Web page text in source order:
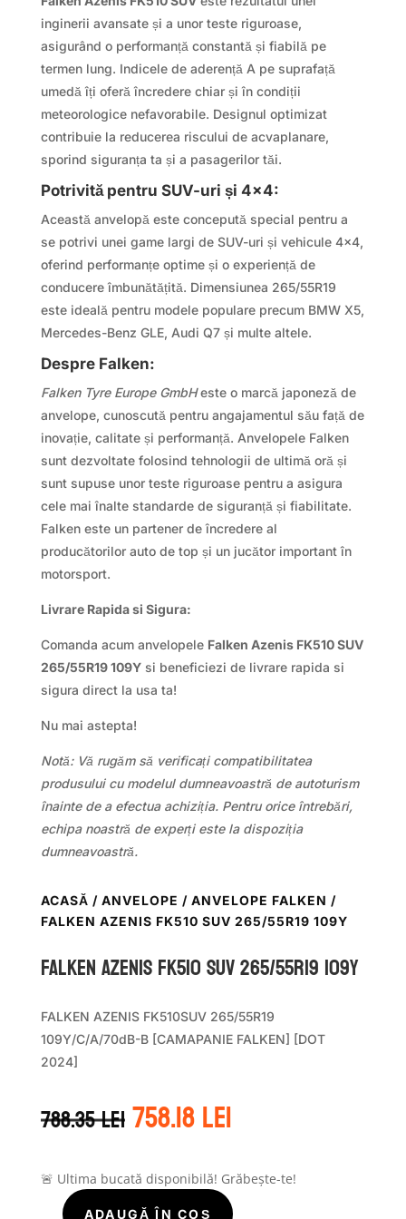
inginerii avansate și a unor teste riguroase,
asigurând o performanță constantă și fiabilă pe
termen lung. Indicele de aderență A pe suprafață
umedă îți oferă încredere chiar și în condiții
meteorologice nefavorabile. Designul optimizat
contribuie la reducerea riscului de acvaplanare,
sporind siguranța ta și a pasagerilor tăi.
Potrivită pentru SUV-uri și 4×4:
Această anvelopă este concepută special pentru a
se potrivi unei game largi de SUV-uri și vehicule 4×4,
oferind performanțe optime și o experiență de
conducere îmbunătățită. Dimensiunea 265/55R19
este ideală pentru modele populare precum BMW X5,
Mercedes-Benz GLE, Audi Q7 și multe altele.
Despre Falken:
Falken Tyre Europe GmbHeste o marcă japoneză de
anvelope, cunoscută pentru angajamentul său față de
inovație, calitate și performanță. Anvelopele Falken
sunt dezvoltate folosind tehnologii de ultimă oră și
sunt supuse unor teste riguroase pentru a asigura
cele mai înalte standarde de siguranță și fiabilitate.
Falken este un partener de încredere al
producătorilor auto de top și un jucător important în
motorsport.
Livrare Rapida si Sigura:
Comanda acum anvelopele Falken Azenis FK510 SUV
265/55R19 109Ysi beneficiezi de livrare rapida si
sigura direct la usa ta!
Nu mai astepta!
Notă: Vă rugăm să verificați compatibilitatea
produsului cu modelul dumneavoastră de autoturism
înainte de a efectua achiziția. Pentru orice întrebări,
echipa noastră de experți este la dispoziția
dumneavoastră.
ACASĂ / ANVELOPE / ANVELOPE FALKEN /
FALKEN AZENIS FK510 SUV 265/55R19 109Y
Falken AZENIS FK510 SUV 265/55R19 109Y
FALKEN AZENIS FK510SUV 265/55R19
109Y/C/A/70dB-B [CAMAPANIE FALKEN] [DOT
2024]
788.35leiPrețul
inițial
fost:
788.35 lei.
758.18leiPrețul
curent
758.18 lei.
🚨 Ultima bucată disponibilă! Grăbește-te!
ADAUGĂ ÎN COȘ